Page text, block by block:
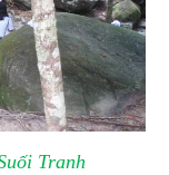
Tranh